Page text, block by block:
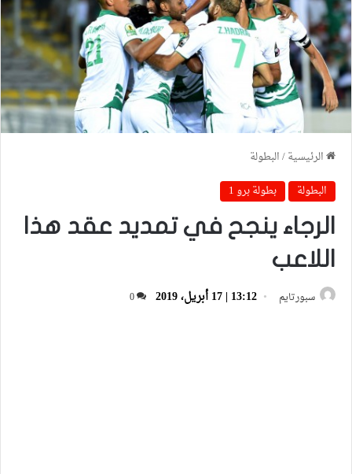
الرئيسية/البطولة
البطولة
بطولة برو 1
الرجاء ينجح في تمديد عقد هذا
اللاعب
سبورتايم 13:12 | 17 أبريل، 2019 0